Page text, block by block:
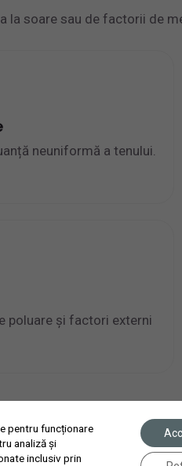
la soare sau de factorii de
neuniformă a tenului.
poluare și factori externi
pentru funcționare
analiză și
inclusiv prin